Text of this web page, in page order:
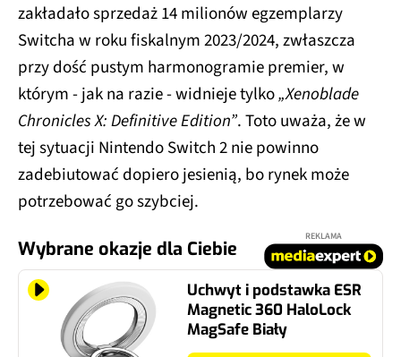
zakładało sprzedaż 14 milionów egzemplarzy
Switcha w roku fiskalnym 2023/2024, zwłaszcza
przy dość pustym harmonogramie premier, w
którym - jak na razie - widnieje tylko„Xenoblade
Chronicles X: Definitive Edition”. Toto uważa, że w
tej sytuacji Nintendo Switch 2 nie powinno
zadebiutować dopiero jesienią, bo rynek może
potrzebować go szybciej.
Wybrane okazje dla Ciebie
REKLAMA
Uchwyt i podstawka ESR
Magnetic 360 HaloLock
MagSafe Biały